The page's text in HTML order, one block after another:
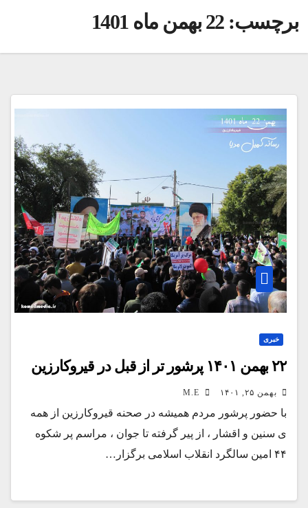
برچسب:22 بهمن ماه 1401
خبری
۲۲ بهمن ۱۴۰۱ پرشور تر از قبل در قیروکارزین
بهمن ۲۵, ۱۴۰۱
با حضور پرشور مردم همیشه در صحنه قیروکارزین از همه
ی سنین و اقشار ، از پیر گرفته تا جوان ، مراسم پر شکوه
۴۴ امین سالگرد انقلاب اسلامی برگزار…